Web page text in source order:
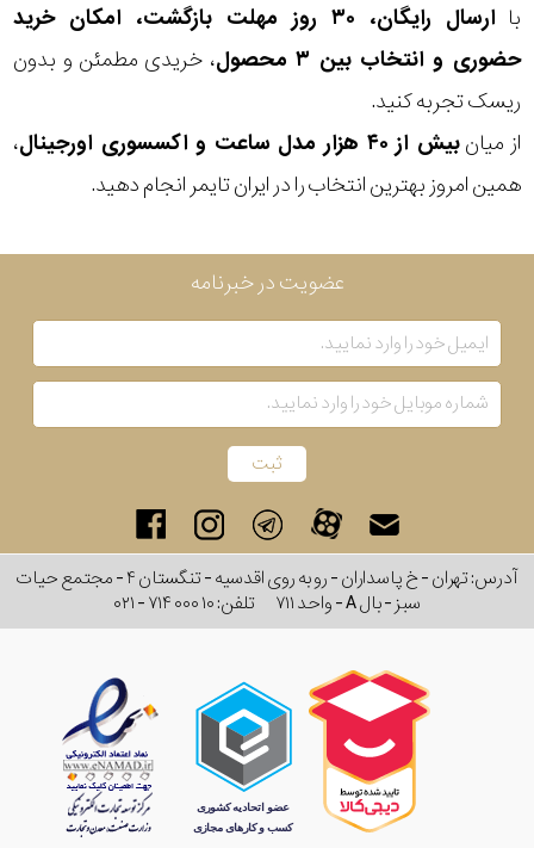
با
ارسال رایگان، ۳۰ روز مهلت بازگشت، امکان خرید
حضوری و انتخاب بین ۳ محصول
، خریدی مطمئن و بدون
ریسک تجربه کنید.
از میانبیش از ۴۰ هزار مدل ساعت و اکسسوری اورجینال
،
همین امروز بهترین انتخاب را در ایران تایمر انجام دهید.
رنگ
عدسی
رنگ
فریم
جنس
اصالت
کشور
عدسی
عضویت در خبرنامه
آدرس: تهران - خ پاسداران - رو به روی اقدسیه - تنگستان ۴ - مجتمع حیات
سبز - بال A - واحد ۷۱۱
تلفن:۰۲۱ - ۷۱۴ ۰۰۰ ۱۰